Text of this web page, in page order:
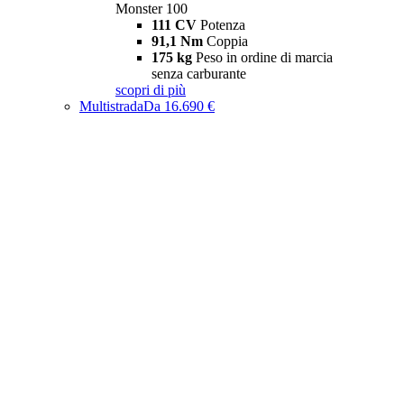
Monster 100
111 CV Potenza
91,1 Nm Coppia
175 kg Peso in ordine di marcia
senza carburante
scopri di più
MultistradaDa 16.690 €